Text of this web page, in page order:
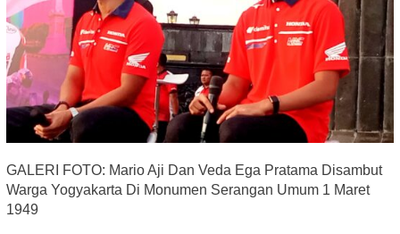
GALERI FOTO: Mario Aji Dan Veda Ega Pratama Disambut
Warga Yogyakarta Di Monumen Serangan Umum 1 Maret
1949